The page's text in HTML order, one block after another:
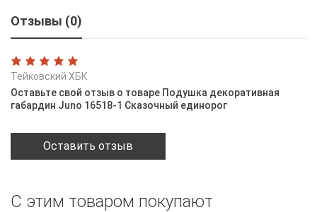
Отзывы (0)
Тейковский ХБК
Оставьте свой отзыв о товаре Подушка декоративная
габардин Juno 16518-1 Сказочный единорог
Оставить отзыв
С этим товаром покупают